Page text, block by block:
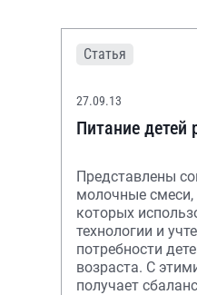
Статья
27.09.13
Питание детей
Представлены
молочные смеси,
которых
технологии и
потребности
возраста. С
получает